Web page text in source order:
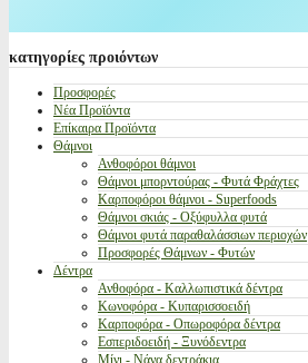
κατηγορίες προιόντων
Προσφορές
Νέα Προϊόντα
Επίκαιρα Προϊόντα
Θάμνοι
Ανθοφόροι θάμνοι
Θάμνοι μπορντούρας - Φυτά Φράχτες
Καρποφόροι θάμνοι - Superfoods
Θάμνοι σκιάς - Οξύφυλλα φυτά
Θάμνοι φυτά παραθαλάσσιων περιοχών
Προσφορές Θάμνων - Φυτών
Δέντρα
Ανθοφόρα - Καλλωπιστικά δέντρα
Κωνοφόρα - Κυπαρισσοειδή
Καρποφόρα - Οπωροφόρα δέντρα
Εσπεριδοειδή - Ξυνόδεντρα
Μίνι - Νάνα δεντράκια